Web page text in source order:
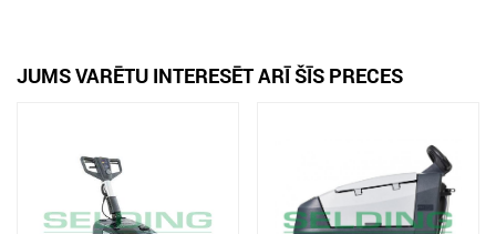
JUMS VARĒTU INTERESĒT ARĪ ŠĪS PRECES